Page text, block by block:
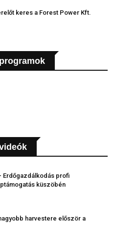
keres a Forest Power Kft.
Erdőgazdálkodás profi
küszöbén
harvestere először a